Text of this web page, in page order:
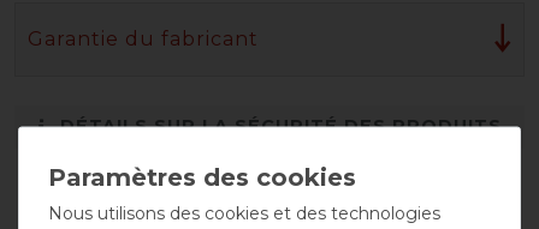
Garantie du fabricant
DÉTAILS SUR LA SÉCURITÉ DES PRODUITS
Nous utilisons des cookies et des technologies